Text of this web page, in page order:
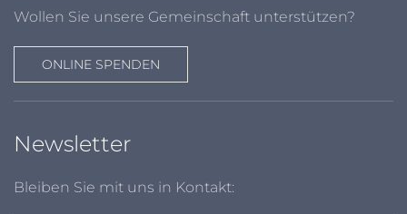
Wollen Sie unsere Gemeinschaft unterstützen?
ONLINE SPENDEN
Newsletter
Bleiben Sie mit uns in Kontakt: